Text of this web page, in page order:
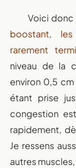
Voici donc
boostant,
rarement
niveau de la
environ 0,5
étant prise
congestion
rapidement,
Je ressens
autres